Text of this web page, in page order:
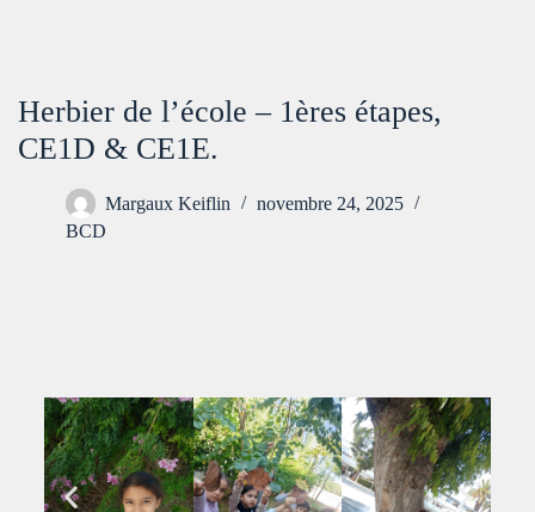
Herbier de l’école – 1ères étapes,
CE1D & CE1E.
Margaux Keiflin
novembre 24, 2025
BCD